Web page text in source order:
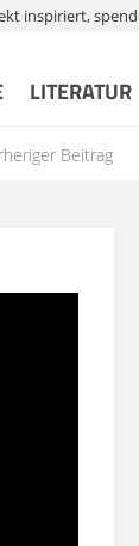
inspiriert,
LITERATUR
Beitrag